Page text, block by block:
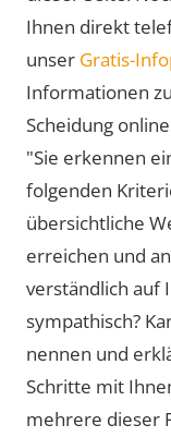
Ihnen direkt
unser Gratis-
Informationen
Scheidung
"Sie erkennen
folgenden
übersichtliche
erreichen und
verständlich auf
sympathisch?
nennen und
Schritte mit
mehrere dieser